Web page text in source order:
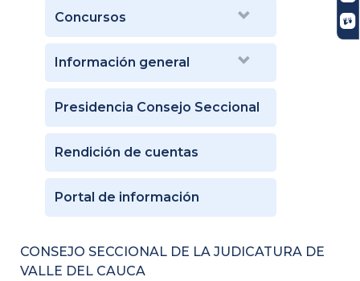
Concursos
Información general
Presidencia Consejo Seccional
Rendición de cuentas
Portal de información
CONSEJO SECCIONAL DE LA JUDICATURA DE
VALLE DEL CAUCA